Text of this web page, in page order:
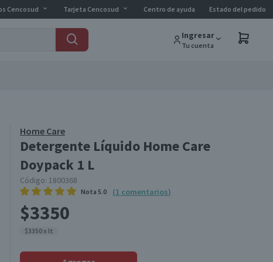
Cencosud Tarjeta Cencosud Centro de ayuda Estado del pedido
Ingresar
Tu cuenta
Home Care
Detergente Líquido Home Care
Doypack 1 L
Código: 1800368
Nota 5.0 (1 comentarios)
$3350
$3350 x lt